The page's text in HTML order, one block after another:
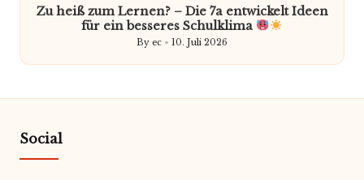
Zu heiß zum Lernen? – Die 7a entwickelt Ideen
für ein besseres Schulklima
Posted
by
By ec 10. Juli 2026
Social